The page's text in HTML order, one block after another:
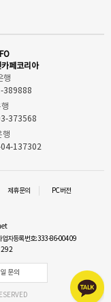
페코리아
행
389888
373568
행
137302
제휴문의 PC버전
업자등록번호:333-86-00409
문의